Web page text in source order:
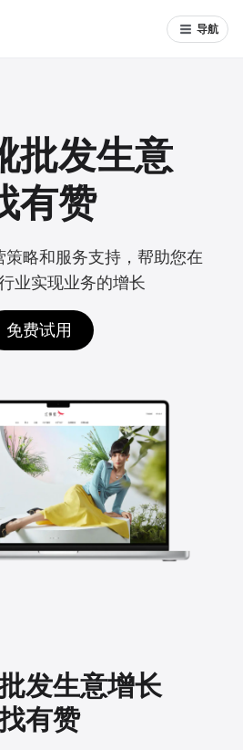
导航
批发生意
有赞
略和服务支持，帮助您在
业实现业务的增长
免费试用
发生意增长
有赞